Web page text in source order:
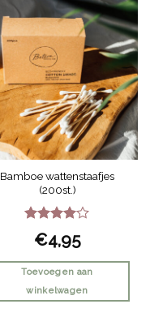
heeft
meerdere
variaties.
Deze
optie
kan
gekozen
worden
op
de
productpagina
Bamboe wattenstaafjes
(200st.)
Gewaardeerd
uit 5
€4,95
Toevoegen aan
winkelwagen